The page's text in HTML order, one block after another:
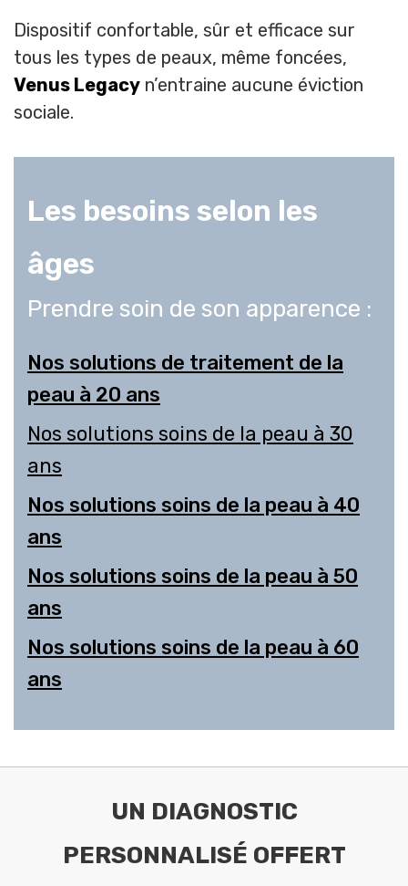
Dispositif confortable, sûr et efficace sur
tous les types de peaux, même foncées,
Venus Legacy n’entraine aucune éviction
sociale.
Les besoins selon les
âges
Prendre soin de son apparence :
Nos solutions de traitement de la
peau à 20 ans
Nos solutions soins de la peau à 30
ans
Nos solutions soins de la peau à 40
ans
Nos solutions soins de la peau à 50
ans
Nos solutions soins de la peau à 60
ans
UN DIAGNOSTIC
PERSONNALISÉ OFFERT